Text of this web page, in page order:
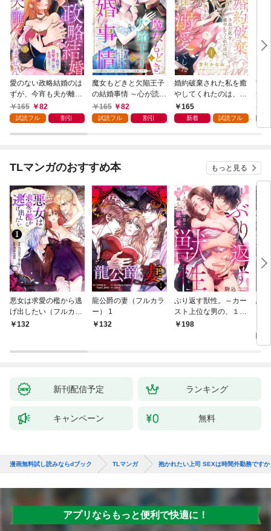
愛のない政略結婚のは
ずが、今宵も夫が離し
てくれません～無骨な
将軍は最愛妻に滾る恋
1話
165 82
試読フル 割引
魔女もどきと欠陥王子
の結婚事情 ～心が読め
ちゃうので、あなたの
本心なんてお見通しで
165 82
試読フル 割引
婚約破棄された私を癒
やしてくれたのは、不
器用王子様の溺愛でし
た【単話売】 1話
165
新着 試読フル
竜
つ
た
な
TLマンガのおすすめ本 もっと見る
悪女は求愛の檻から逃
げ出したい（フルカラ
ー） 1
132
龍公爵の妻（フルカラ
ー） 1
132
ぶり返す獣性。～カー
スト上位な男の、１０
年越しの激愛１
198
恋
新刊配信予定 ランキング
キャンペーン 無料
漫画無料試し読みならdブック TLマンガ 抱かれたい上司 SEXは時間外勤務ですか
アプリならもっと便利で快適に！